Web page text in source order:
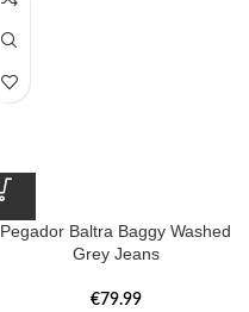
Pegador Baltra Baggy Washed
Grey Jeans
€79.99